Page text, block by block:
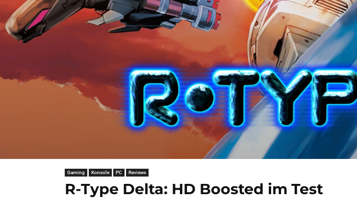
Gaming Konsole PC Reviews
R-Type Delta: HD Boosted im Test